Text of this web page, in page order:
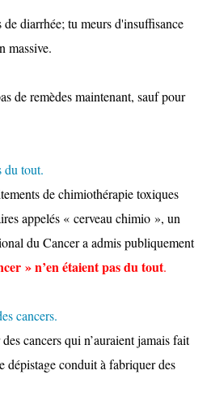
de diarrhée; tu meurs d'insuffisance
massive.
de remèdes maintenant, sauf pour
du tout.
de chimiothérapie toxiques
appelés « cerveau chimio », un
du Cancer a admis publiquement
» n’en étaient pas du tout.
cancers.
cancers qui n’auraient jamais fait
dépistage conduit à fabriquer des